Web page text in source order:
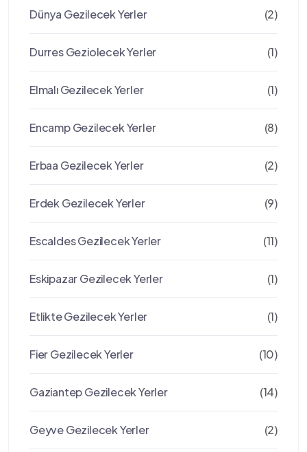
Dünya Gezilecek Yerler (2)
Durres Geziolecek Yerler (1)
Elmalı Gezilecek Yerler (1)
Encamp Gezilecek Yerler (8)
Erbaa Gezilecek Yerler (2)
Erdek Gezilecek Yerler (9)
Escaldes Gezilecek Yerler (11)
Eskipazar Gezilecek Yerler (1)
Etlikte Gezilecek Yerler (1)
Fier Gezilecek Yerler (10)
Gaziantep Gezilecek Yerler (14)
Geyve Gezilecek Yerler (2)